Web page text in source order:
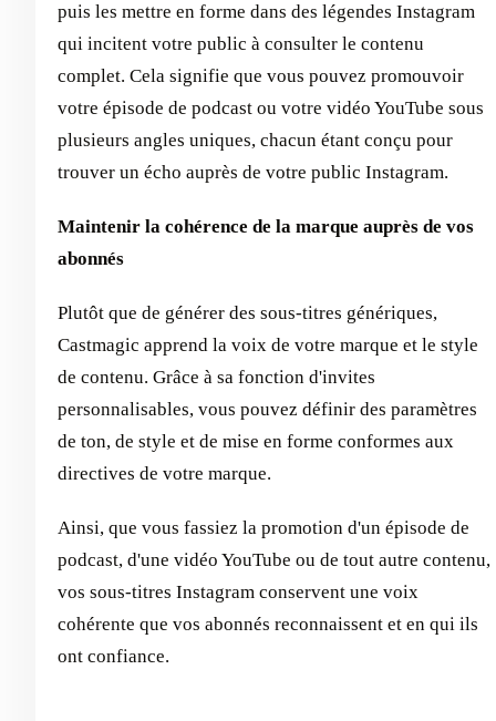
puis les mettre en forme dans des légendes Instagram
qui incitent votre public à consulter le contenu
complet. Cela signifie que vous pouvez promouvoir
votre épisode de podcast ou votre vidéo YouTube sous
plusieurs angles uniques, chacun étant conçu pour
trouver un écho auprès de votre public Instagram.
Maintenir la cohérence de la marque auprès de vos
abonnés
Plutôt que de générer des sous-titres génériques,
Castmagic apprend la voix de votre marque et le style
de contenu. Grâce à sa fonction d'invites
personnalisables, vous pouvez définir des paramètres
de ton, de style et de mise en forme conformes aux
directives de votre marque.
Ainsi, que vous fassiez la promotion d'un épisode de
podcast, d'une vidéo YouTube ou de tout autre contenu,
vos sous-titres Instagram conservent une voix
cohérente que vos abonnés reconnaissent et en qui ils
ont confiance.